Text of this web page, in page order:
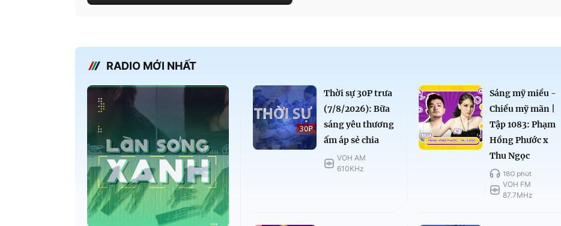
RADIO MỚI NHẤT
Thời sự 30P trưa
(7/8/2026): Bữa
sáng yêu thương
ấm áp sẻ chia
VOH AM
610KHz
Sáng mỹ miều -
Chiều mỹ mãn |
Tập 1083: Phạm
Hồng Phước x
Thu Ngọc
180 phút
VOH FM
87.7MHz